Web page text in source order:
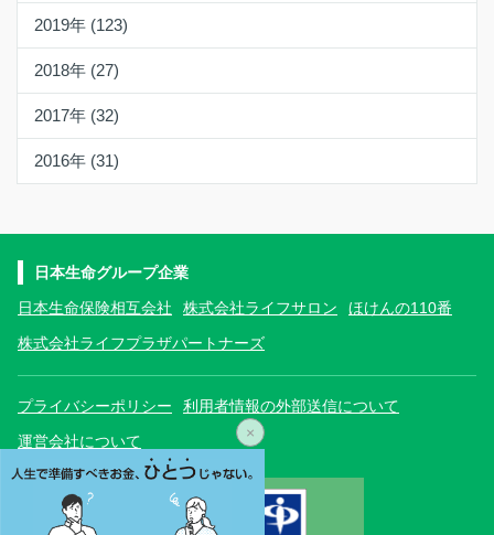
×
2019年 (123)
2018年 (27)
2017年 (32)
2016年 (31)
日本生命グループ企業
日本生命保険相互会社
株式会社ライフサロン
ほけんの110番
株式会社ライフプラザパートナーズ
プライバシーポリシー
利用者情報の外部送信について
運営会社について